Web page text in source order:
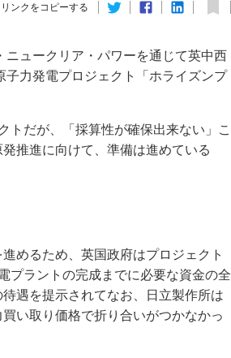
リンクをコピーする
ュークリア・パワーを通じて英中西
力発電プロジェクト「ホライズンプ
トだが、「採算性が確保出来ない」こ
推進に向けて、準備は進めている
めるため、英国政府はプロジェクト
プラントの完成までに必要な資金の全
遇を提示されてなお、日立製作所は
い取り価格で折り合いがつかなかっ